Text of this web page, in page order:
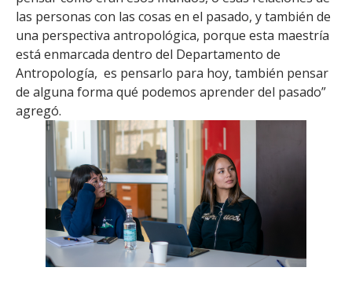
las personas con las cosas en el pasado, y también de
una perspectiva antropológica, porque esta maestría
está enmarcada dentro del Departamento de
Antropología, es pensarlo para hoy, también pensar
de alguna forma qué podemos aprender del pasado”
agregó.